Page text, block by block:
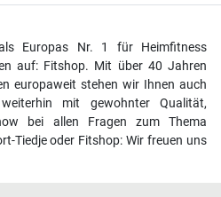
Europas Nr. 1 für Heimfitness
auf: Fitshop. Mit über 40 Jahren
europaweit stehen wir Ihnen auch
mit gewohnter Qualität,
bei allen Fragen zum Thema
Tiedje oder Fitshop: Wir freuen uns